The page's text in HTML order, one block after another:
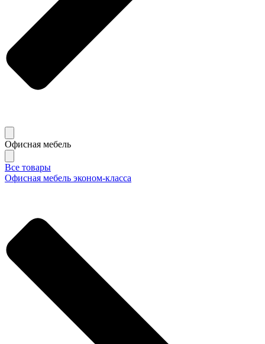
Офисная мебель
Все товары
Офисная мебель эконом-класса